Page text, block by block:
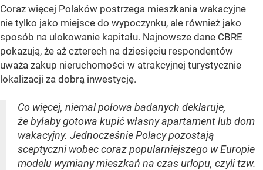
Coraz więcej Polaków postrzega mieszkania wakacyjne
nie tylko jako miejsce do wypoczynku, ale również jako
sposób na ulokowanie kapitału. Najnowsze dane CBRE
pokazują, że aż czterech na dziesięciu respondentów
uważa zakup nieruchomości w atrakcyjnej turystycznie
lokalizacji za dobrą inwestycję.
Co więcej, niemal połowa badanych deklaruje,
że byłaby gotowa kupić własny apartament lub dom
wakacyjny. Jednocześnie Polacy pozostają
sceptyczni wobec coraz popularniejszego w Europie
modelu wymiany mieszkań na czas urlopu, czyli tzw.